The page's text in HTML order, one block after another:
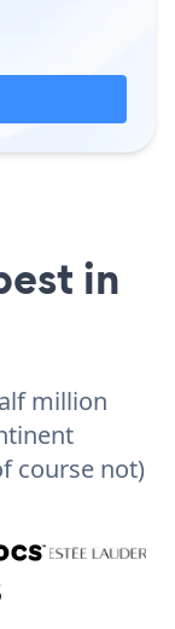
in
million
course not)